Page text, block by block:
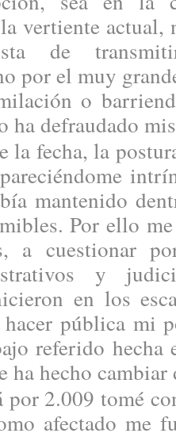
vertiente
de
por el muy
o
ha defraudado
fecha, la
mantenido
Por ello
a cuestionar
y
en los
pública mi
referido hecha
ha hecho
2.009 tomé
afectado me